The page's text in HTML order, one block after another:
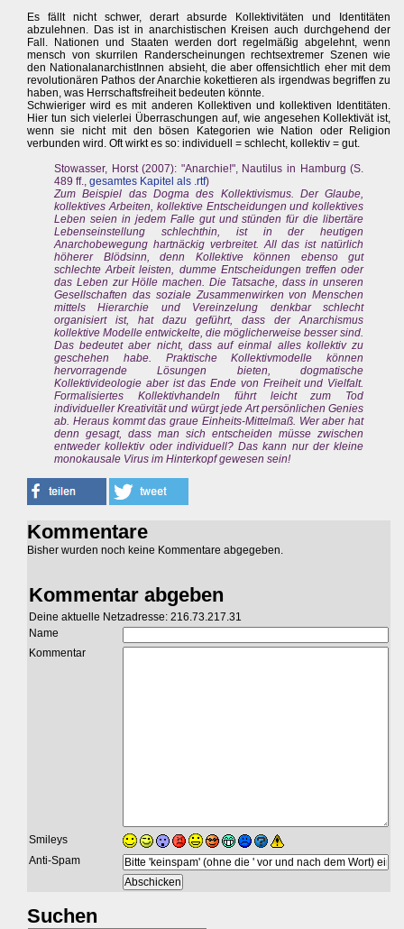
Es fällt nicht schwer, derart absurde Kollektivitäten und Identitäten
abzulehnen. Das ist in anarchistischen Kreisen auch durchgehend der
Fall. Nationen und Staaten werden dort regelmäßig abgelehnt, wenn
mensch von skurrilen Randerscheinungen rechtsextremer Szenen wie
den NationalanarchistInnen absieht, die aber offensichtlich eher mit dem
revolutionären Pathos der Anarchie kokettieren als irgendwas begriffen zu
haben, was Herrschaftsfreiheit bedeuten könnte.
Schwieriger wird es mit anderen Kollektiven und kollektiven Identitäten.
Hier tun sich vielerlei Überraschungen auf, wie angesehen Kollektivät ist,
wenn sie nicht mit den bösen Kategorien wie Nation oder Religion
verbunden wird. Oft wirkt es so: individuell = schlecht, kollektiv = gut.
Stowasser, Horst (2007): "Anarchie!", Nautilus in Hamburg (S.
489 ff., gesamtes Kapitel als .rtf)
Zum Beispiel das Dogma des Kollektivismus. Der Glaube,
kollektives Arbeiten, kollektive Entscheidungen und kollektives
Leben seien in jedem Falle gut und stünden für die libertäre
Lebenseinstellung schlechthin, ist in der heutigen
Anarchobewegung hartnäckig verbreitet. All das ist natürlich
höherer Blödsinn, denn Kollektive können ebenso gut
schlechte Arbeit leisten, dumme Entscheidungen treffen oder
das Leben zur Hölle machen. Die Tatsache, dass in unseren
Gesellschaften das soziale Zusammenwirken von Menschen
mittels Hierarchie und Vereinzelung denkbar schlecht
organisiert ist, hat dazu geführt, dass der Anarchismus
kollektive Modelle entwickelte, die möglicherweise besser sind.
Das bedeutet aber nicht, dass auf einmal alles kollektiv zu
geschehen habe. Praktische Kollektivmodelle können
hervorragende Lösungen bieten, dogmatische
Kollektivideologie aber ist das Ende von Freiheit und Vielfalt.
Formalisiertes Kollektivhandeln führt leicht zum Tod
individueller Kreativität und würgt jede Art persönlichen Genies
ab. Heraus kommt das graue Einheits-Mittelmaß. Wer aber hat
denn gesagt, dass man sich entscheiden müsse zwischen
entweder kollektiv oder individuell? Das kann nur der kleine
monokausale Virus im Hinterkopf gewesen sein!
Kommentare
Bisher wurden noch keine Kommentare abgegeben.
Kommentar abgeben
Deine aktuelle Netzadresse: 216.73.217.31
Name
Kommentar
Smileys
Anti-Spam
Suchen